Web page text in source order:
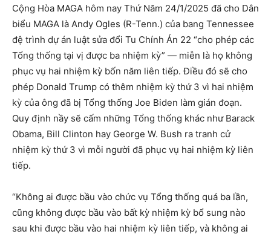
Cộng Hòa MAGA hôm nay Thứ Năm 24/1/2025 đã cho Dân
biểu MAGA là Andy Ogles (R-Tenn.) của bang Tennessee
đệ trình dự án luật sửa đổi Tu Chính Án 22 “cho phép các
Tổng thống tại vị được ba nhiệm kỳ” — miễn là họ không
phục vụ hai nhiệm kỳ bốn năm liên tiếp. Điều đó sẽ cho
phép Donald Trump có thêm nhiệm kỳ thứ 3 vì hai nhiệm
kỳ của ông đã bị Tổng thống Joe Biden làm gián đoạn.
Quy định nầy sẽ cấm những Tổng thống khác như Barack
Obama, Bill Clinton hay George W. Bush ra tranh cử
nhiệm kỳ thứ 3 vì mỗi người đã phục vụ hai nhiệm kỳ liên
tiếp.
“Không ai được bầu vào chức vụ Tổng thống quá ba lần,
cũng không được bầu vào bất kỳ nhiệm kỳ bổ sung nào
sau khi được bầu vào hai nhiệm kỳ liên tiếp, và không ai